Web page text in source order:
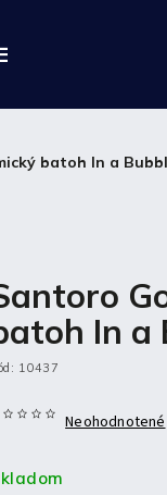
batoh In a
In a
10437
Neohodnotené